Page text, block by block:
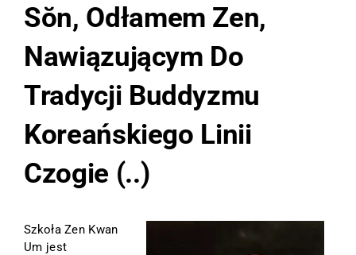
Sŏn, Odłamem Zen,
Nawiązującym Do
Tradycji Buddyzmu
Koreańskiego Linii
Czogie (..)
SzkołaZen Kwan
Um jest